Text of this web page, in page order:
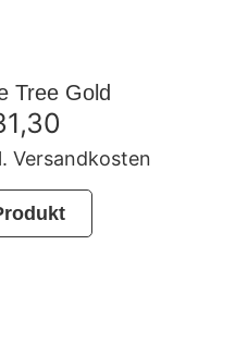
Tree Gold
Versandkosten